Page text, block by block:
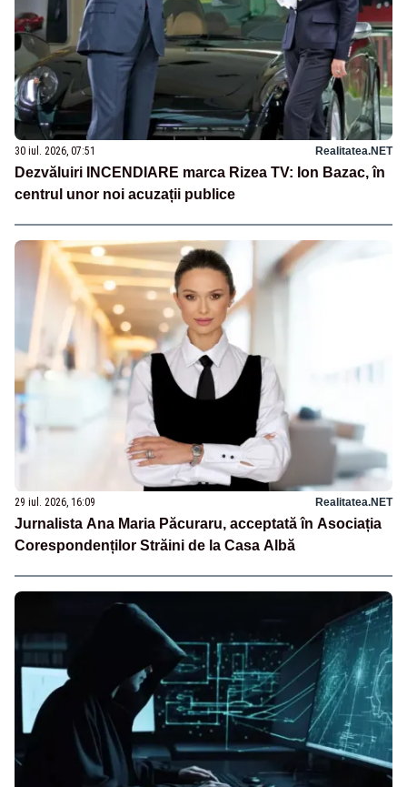
30 iul. 2026, 07:51 Realitatea.NET
Dezvăluiri INCENDIARE marca Rizea TV: Ion Bazac, în
centrul unor noi acuzații publice
29 iul. 2026, 16:09 Realitatea.NET
Jurnalista Ana Maria Păcuraru, acceptată în Asociația
Corespondenților Străini de la Casa Albă